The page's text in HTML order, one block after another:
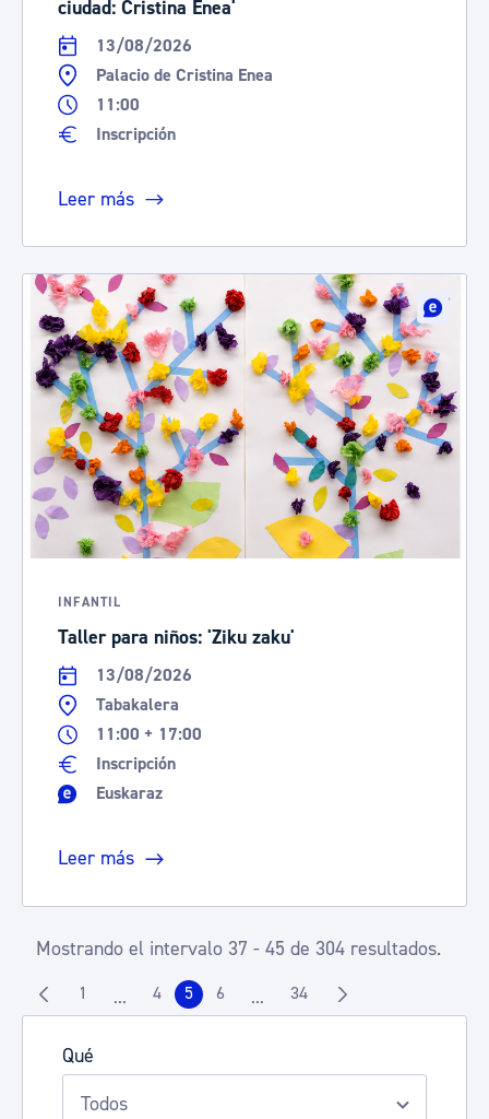
Qué
ciudad: Cristina Enea'
13/08/2026
Palacio de Cristina Enea
11:00
Inscripción
Leer más
INFANTIL
Taller para niños: 'Ziku zaku'
13/08/2026
Tabakalera
11:00 + 17:00
Inscripción
Euskaraz
Leer más
Mostrando el intervalo 37 - 45 de 304 resultados.
Página
1 ...Páginas intermedias Use TAB para desplazarse.
Página
4 Página
5 Página
6 ...Páginas intermedias Use TAB
Página
34